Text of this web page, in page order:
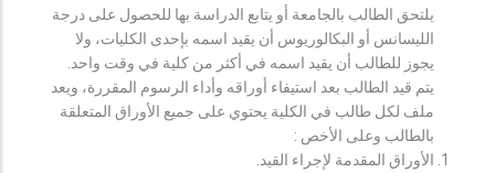
يلتحق الطالب بالجامعة أو يتابع الدراسة بها للحصول على درجة
الليسانس أو البكالوريوس أن يقيد اسمه بإحدى الكليات، ولا
يجوز للطالب أن يقيد اسمه في أكثر من كلية في وقت واحد.
يتم قيد الطالب بعد استيفاء أوراقه وأداء الرسوم المقررة، ويعد
ملف لكل طالب في الكلية يحتوي على جميع الأوراق المتعلقة
بالطالب وعلى الأخص :
الأوراق المقدمة لإجراء القيد.